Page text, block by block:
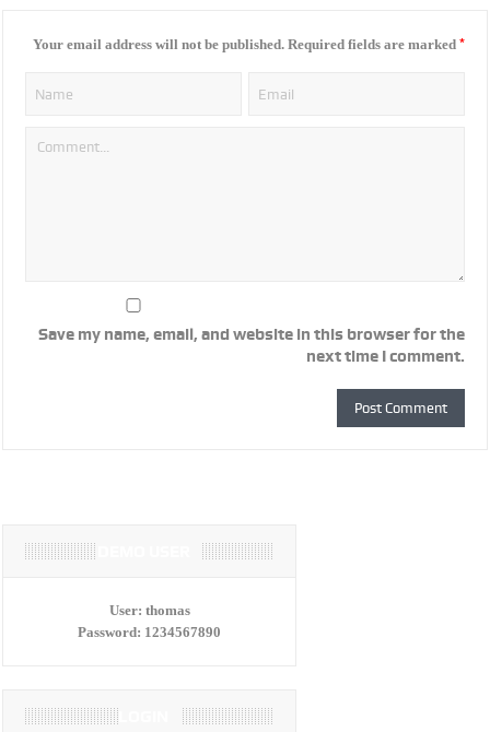
Your email address will not be published. Required fields are marked *
Save my name, email, and website in this browser for the
next time I comment.
User: thomas
Password: 1234567890